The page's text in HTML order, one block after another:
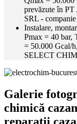
prevăzute în
SRL -
Instalare,
Pmax = 40 bar,
= 50.000 Gcal/
SELECT
Galerie
chimică
reparații